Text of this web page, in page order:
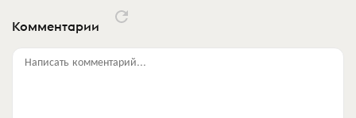
Комментарии
Написать комментарий...